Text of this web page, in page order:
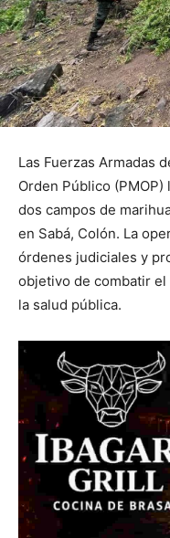
Las Fuerzas Armadas
Orden Público
dos campos de
en Sabá, Colón. La
órdenes judiciales y
objetivo de combatir
la salud pública.